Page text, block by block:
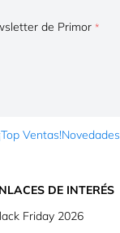
de Primor
¡Top Ventas!Novedades
DE INTERÉS
Friday 2026